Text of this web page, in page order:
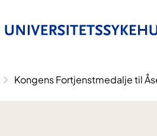
Kongens Fortjenstmedalje til